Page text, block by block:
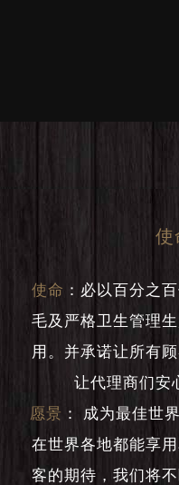
使
使命 ： 必以百分之
毛及严格卫生管理
用。并承诺让所有
让代理商们安
愿景 ：
成为最佳世
在世界各地都能享
客的期待，我们将